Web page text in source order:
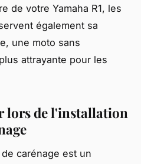
de votre Yamaha R1, les
également sa
une moto sans
attrayante pour les
lors de l'installation
carénage est un